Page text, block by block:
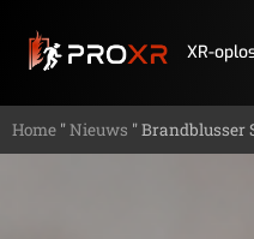
XR-
Home "Nieuws "Brandblusser